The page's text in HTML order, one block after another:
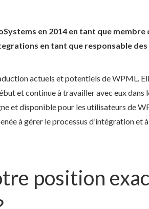
en 2014 en tant que membre
en tant que responsable
actuels et potentiels de WPML.
et continue à travailler avec eux dans
et disponible pour les utilisateurs de
à gérer le processus d’intégration et
position